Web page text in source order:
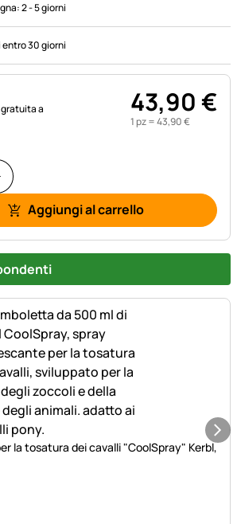
2 - 5 giorni
entro 30 giorni
a
43,90€
1 pz =43,90€
Aggiungi al carrello
la tosatura dei cavalli "CoolSpray" Kerbl,